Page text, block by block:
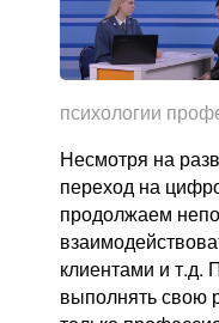
психологии
Несмотря на
переход на
продолжаем
клиентами и т.д.
выполнять свою